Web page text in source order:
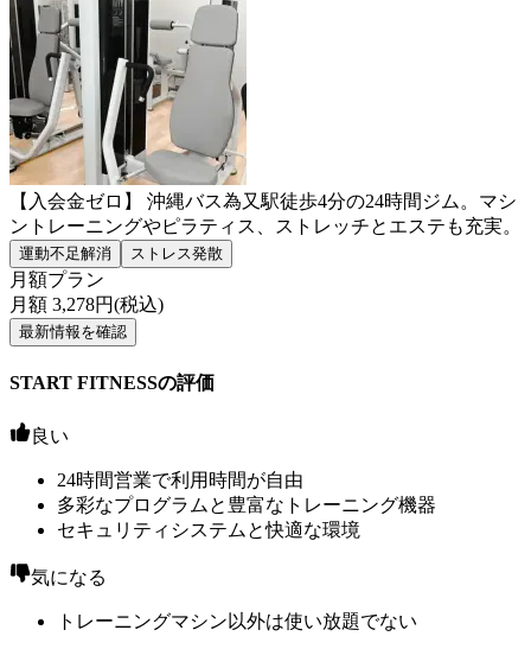
【入会金ゼロ】 沖縄バス為又駅徒歩4分の24時間ジム。マシ
ントレーニングやピラティス、ストレッチとエステも充実。
運動不足解消 ストレス発散
月額プラン
月額 3,278円(税込)
最新情報を確認
START FITNESSの評価
良い
24時間営業で利用時間が自由
多彩なプログラムと豊富なトレーニング機器
セキュリティシステムと快適な環境
気になる
トレーニングマシン以外は使い放題でない